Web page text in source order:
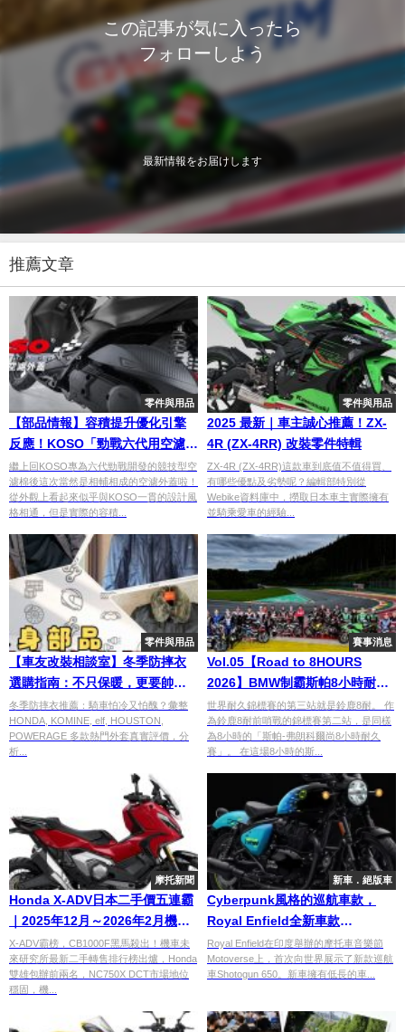
この記事が気に入ったら
フォローしよう
最新情報をお届けします
推薦文章
零件與用品
【部品情報】容積提升優化引擎
反應！KOSO「勁戰六代用空濾外
蓋」
繼上回KOSO專為六代勁戰開發的競技型空
濾棉後這次當然是相輔相成的空濾外蓋啦！
從外觀上看起來似乎與KOSO一貫的設計風
格相通，但是實際的容積...
零件與用品
2025 最新｜車主誠心推薦！ZX-
4R (ZX-4RR) 改裝零件特輯
ZX-4R (ZX-4RR)這款車到底值不值得買、
有哪些優點及劣勢呢？編輯部特別從
Webike資料庫中，撈取日本車主實際擁有
並騎乘愛車的經驗...
零件與用品
【車友改裝相談室】冬季防摔衣
選購指南：不只保暖，更要帥
氣！「機能派」vs「風格派」的
終極對決｜台日車友評價匯總
冬季防摔衣推薦：騎車怕冷又怕醜？彙整
HONDA, KOMINE, elf, HOUSTON,
POWERAGE 多款熱門外套真實評價，分
析...
賽事消息
Vol.05【Road to 8HOURS
2026】BMW制霸斯帕8小時耐力
賽！鈴鹿8耐前哨戰梅雨天候下的
奪冠關鍵分析
世界耐久錦標賽的第三站就是鈴鹿8耐。 作
為鈴鹿8耐前哨戰的錦標賽第二站，是同樣
為8小時的「斯帕-弗朗科爾尚8小時耐久
賽」。 在這場8小時的斯...
摩托新聞
Honda X-ADV日本二手價五連霸
｜2025年12月～2026年2月機車
轉售排行榜 CB1000F強勢躍居第
二
X-ADV霸榜，CB1000F黑馬殺出！機車未
來研究所最新二手轉售排行榜出爐，Honda
雙雄包辦前兩名，NC750X DCT市場地位
穩固，機...
新車．絕版車
Cyberpunk風格的巡航車款，
Royal Enfield全新車款
Shotogun 650登場
Royal Enfield在印度舉辦的摩托車音樂節
Motoverse上，首次向世界展示了新款巡航
車Shotogun 650。新車擁有低長的車...